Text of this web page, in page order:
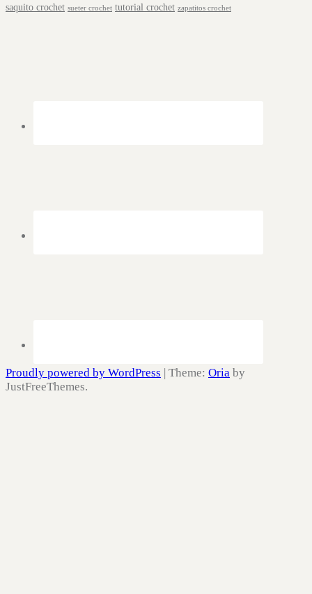
saquito crochet sueter crochet tutorial crochet zapatitos crochet
Proudly powered by WordPress | Theme: Oria by
JustFreeThemes.